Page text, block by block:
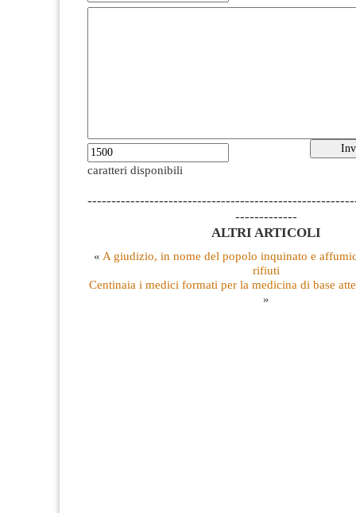
caratteri disponibili
-------------
ALTRI ARTICOLI
« A giudizio, in nome del popolo inquinato e
rifiuti
Centinaia i medici formati per la medicina di base
»